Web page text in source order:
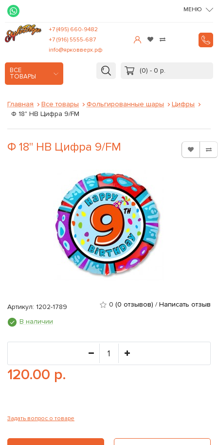
МЕНЮ
+7 (495) 660-9482
+7 (916) 5555-687
info@ярковверх.рф
ВСЕ
ТОВАРЫ
(0) - 0 р.
Главная Все товары Фольгированные шары
Цифры
Ф 18" HB Цифра 9/FM
Ф 18" HB Цифра 9/FM
Артикул: 1202-1789 0 (0 отзывов) / Написать отзыв
В наличии
120.00 р.
Задать вопрос о товаре